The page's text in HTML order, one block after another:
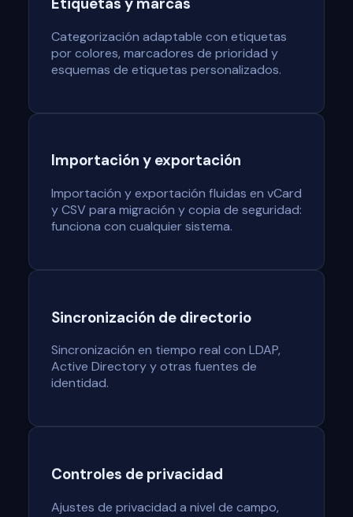
Categorización adaptable con etiquetas
por colores, marcadores de prioridad y
esquemas de etiquetas personalizados.
Importación y exportación
Importación y exportación fluidas en vCard
y CSV para migración y copia de seguridad:
funciona con cualquier sistema.
Sincronización de directorio
Sincronización en tiempo real con LDAP,
Active Directory y otras fuentes de
identidad.
Controles de privacidad
Ajustes de privacidad a nivel de campo,